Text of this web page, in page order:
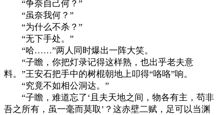
“争奈自己何？”
“虽奈我何？”
“为什么不杀？”
“无下手处。”
“哈……”两人同时爆出一阵大笑。
“子瞻，你把灯录记得这样熟，也出乎老夫意
料。”王安石把手中的树棍朝地上叩得“咯咯”响。
“究竟不如相公洞达。”
“子瞻，难道忘了‘且夫天地之间，物各有主，苟非
吾之所有，虽一毫而莫取’？这赤壁二赋，足可以当渊